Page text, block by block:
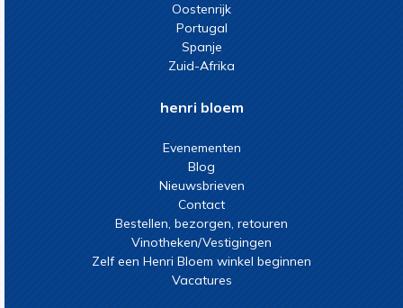
Oostenrijk
Portugal
Spanje
Zuid-Afrika
henri bloem
Evenementen
Blog
Nieuwsbrieven
Contact
Bestellen, bezorgen, retouren
Vinotheken/Vestigingen
Zelf een Henri Bloem winkel beginnen
Vacatures